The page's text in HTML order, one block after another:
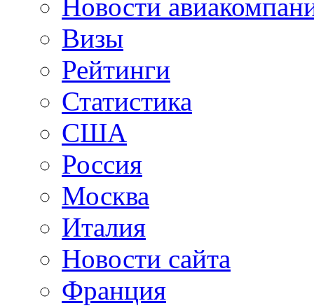
Новости
Визы
Рейтинги
Статистика
США
Россия
Москва
Италия
Новости сайта
Франция